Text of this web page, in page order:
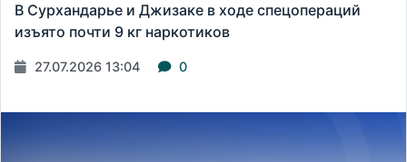
В Сурхандарье и Джизаке в ходе спецопераций
изъято почти 9 кг наркотиков
27.07.2026 13:04 0